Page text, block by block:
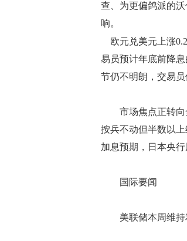
查、为更偏鸽派的
响。
欧元兑美元上涨
易员预计年底前降
节仍不明朗，交易员
市场焦点正转向全
按兵不动但半数以
加息预期，日本央
国际要闻
美联储本周维持